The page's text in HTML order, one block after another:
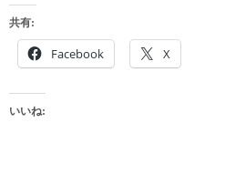
共有:
Facebook X
いいね: